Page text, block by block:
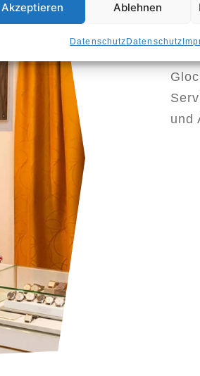
Akzeptieren Ablehnen
DatenschutzDatenschutz
und